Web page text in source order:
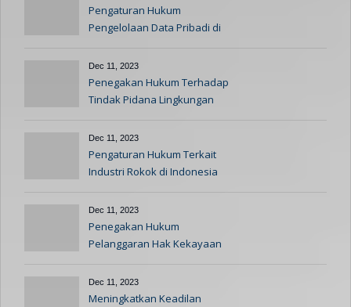
Pengaturan Hukum
Pengelolaan Data Pribadi di
Dec 11, 2023
Penegakan Hukum Terhadap
Tindak Pidana Lingkungan
Dec 11, 2023
Pengaturan Hukum Terkait
Industri Rokok di Indonesia
Dec 11, 2023
Penegakan Hukum
Pelanggaran Hak Kekayaan
Dec 11, 2023
Meningkatkan Keadilan